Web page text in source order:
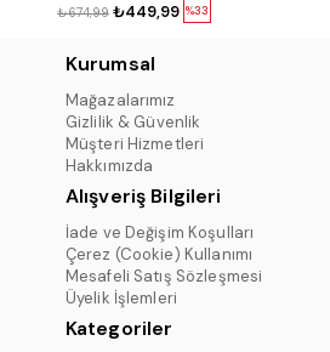
%33
₺449,99
₺674,99
Kurumsal
Mağazalarımız
Gizlilik & Güvenlik
Müşteri Hizmetleri
Hakkımızda
Alışveriş Bilgileri
İade ve Değişim Koşulları
Çerez (Cookie) Kullanımı
Mesafeli Satış Sözleşmesi
Üyelik İşlemleri
Kategoriler